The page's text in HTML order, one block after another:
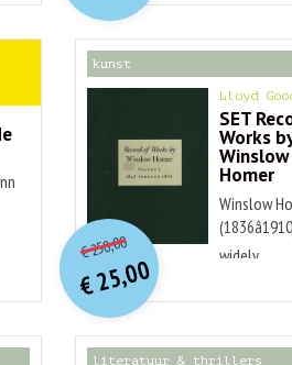
kunst
Lloyd
SET
Works
Winslow
Homer
Winslow
widely ...
€250,00O
orspr
onkelijke
prijs
was:
€ 250,00.
€25,00
Huidige
prijs
is:
€ 25,00.
literatuur & thrillers